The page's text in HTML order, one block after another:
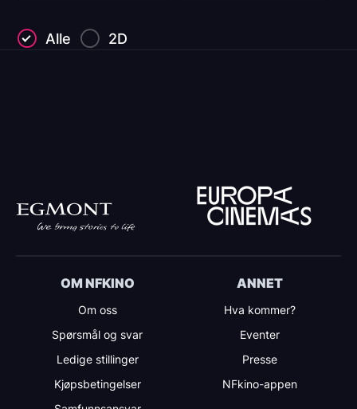
Alle 2D
OM NFKINO
Om oss
Spørsmål og svar
Ledige stillinger
Kjøpsbetingelser
ANNET
Hva kommer?
Eventer
Presse
NFkino-appen